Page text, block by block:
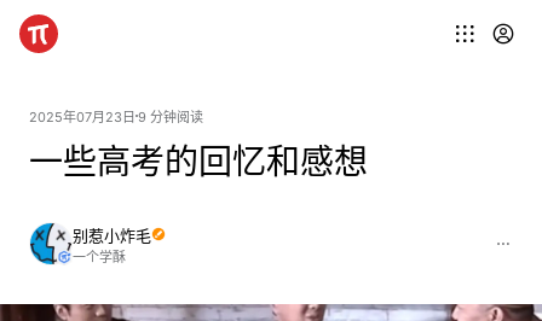
2025年07月23日 9 分钟阅读
一些高考的回忆和感想
别惹小炸毛
一个学酥